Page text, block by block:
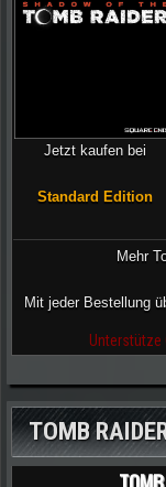
Jetzt kaufen bei
Standard Edition
Mehr
Mit jeder Bestellung
Unterstütze
TOMB